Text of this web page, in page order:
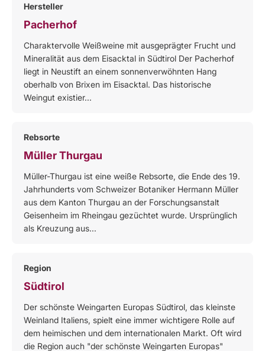
Hersteller
Pacherhof
Charaktervolle Weißweine mit ausgeprägter Frucht und
Mineralität aus dem Eisacktal in Südtirol Der Pacherhof
liegt in Neustift an einem sonnenverwöhnten Hang
oberhalb von Brixen im Eisacktal. Das historische
Weingut existier...
Rebsorte
Müller Thurgau
Müller-Thurgau ist eine weiße Rebsorte, die Ende des 19.
Jahrhunderts vom Schweizer Botaniker Hermann Müller
aus dem Kanton Thurgau an der Forschungsanstalt
Geisenheim im Rheingau gezüchtet wurde. Ursprünglich
als Kreuzung aus...
Region
Südtirol
Der schönste Weingarten Europas Südtirol, das kleinste
Weinland Italiens, spielt eine immer wichtigere Rolle auf
dem heimischen und dem internationalen Markt. Oft wird
die Region auch "der schönste Weingarten Europas"